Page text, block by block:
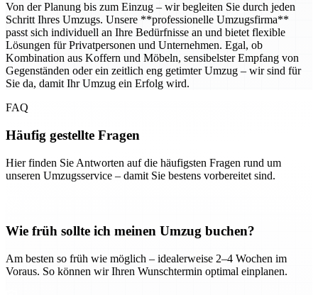
Von der Planung bis zum Einzug – wir begleiten Sie durch jeden
Schritt Ihres Umzugs. Unsere **professionelle Umzugsfirma**
passt sich individuell an Ihre Bedürfnisse an und bietet flexible
Lösungen für Privatpersonen und Unternehmen. Egal, ob
Kombination aus Koffern und Möbeln, sensibelster Empfang von
Gegenständen oder ein zeitlich eng getimter Umzug – wir sind für
Sie da, damit Ihr Umzug ein Erfolg wird.
FAQ
Häufig gestellte Fragen
Hier finden Sie Antworten auf die häufigsten Fragen rund um
unseren Umzugsservice – damit Sie bestens vorbereitet sind.
Wie früh sollte ich meinen Umzug buchen?
Am besten so früh wie möglich – idealerweise 2–4 Wochen im
Voraus. So können wir Ihren Wunschtermin optimal einplanen.